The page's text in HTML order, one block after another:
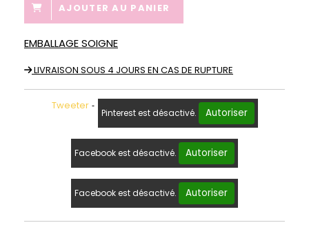
AJOUTER AU PANIER
EMBALLAGE SOIGNE
LIVRAISON SOUS 4 JOURS EN CAS DE RUPTURE
Tweeter
Pinterest est désactivé. Autoriser
Facebook est désactivé. Autoriser
Facebook est désactivé. Autoriser